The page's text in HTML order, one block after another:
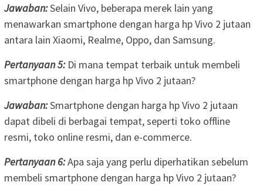
Jawaban:Selain Vivo, beberapa merek lain yang
menawarkan smartphone dengan harga hp Vivo 2 jutaan
antara lain Xiaomi, Realme, Oppo, dan Samsung.
Pertanyaan 5:Di mana tempat terbaik untuk membeli
smartphone dengan harga hp Vivo 2 jutaan?
Jawaban:Smartphone dengan harga hp Vivo 2 jutaan
dapat dibeli di berbagai tempat, seperti toko offline
resmi, toko online resmi, dan e-commerce.
Pertanyaan 6:Apa saja yang perlu diperhatikan sebelum
membeli smartphone dengan harga hp Vivo 2 jutaan?